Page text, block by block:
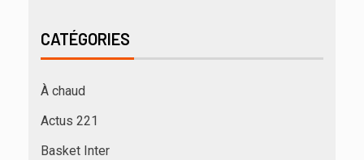
CATÉGORIES
À chaud
Actus 221
Basket Inter